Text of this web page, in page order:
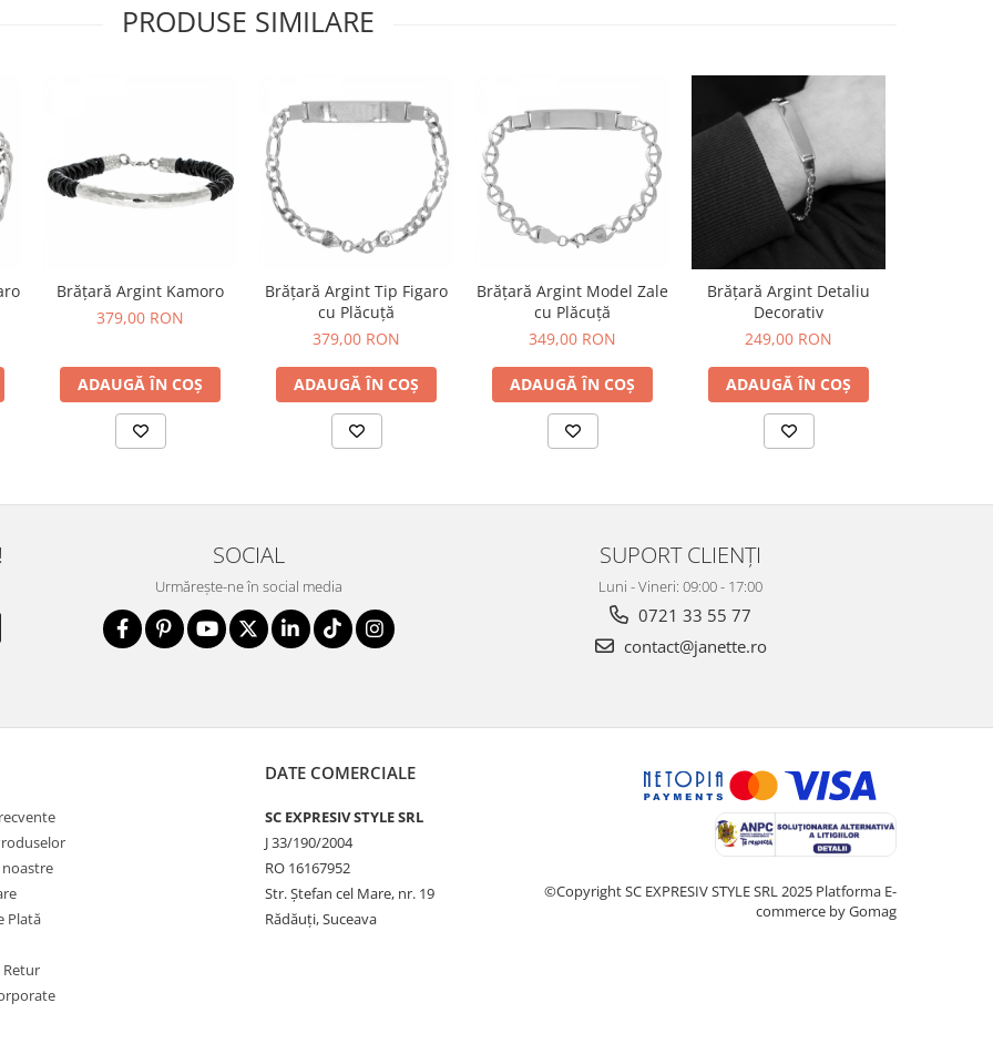
PRODUSE SIMILARE
Brățară Argint Kamoro
379,00 RON
ADAUGĂ ÎN COȘ
Brățară Argint Tip Figaro
cu Plăcuță
379,00 RON
ADAUGĂ ÎN COȘ
Brățară Argint Model Zale
cu Plăcuță
349,00 RON
ADAUGĂ ÎN COȘ
Brățară Argint Detaliu
Decorativ
249,00 RON
ADAUGĂ ÎN COȘ
SOCIAL
Urmărește-ne în social media
SUPORT CLIENȚI
Luni - Vineri: 09:00 - 17:00
0721 33 55 77
contact@janette.ro
noastre
Plată
Retur
DATE COMERCIALE
SC EXPRESIV STYLE SRL
J 33/190/2004
RO 16167952
Str. Ștefan cel Mare, nr. 19
Rădăuți, Suceava
©Copyright SC EXPRESIV STYLE SRL 2025 Platforma E-
commerce by Gomag